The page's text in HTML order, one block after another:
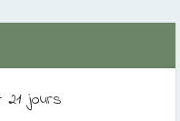
jours